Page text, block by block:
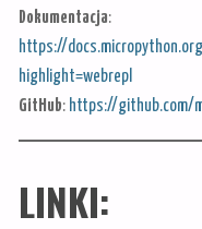
Dokumentacja:
https://
highlight=webrepl
GitHub: https://github.com/
LINKI: